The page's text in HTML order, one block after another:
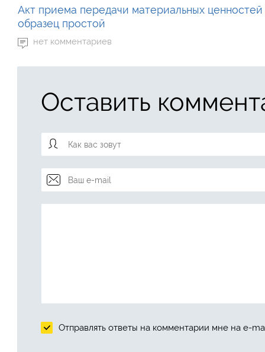
Акт приема передачи материальных ценностей
образец простой
нет комментариев
Оставить
Отправлять ответы на комментарии мне на e-